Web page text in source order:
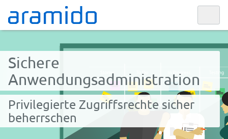
Sichere
Anwendungsadministration
Privilegierte Zugriffsrechte sicher
beherrschen